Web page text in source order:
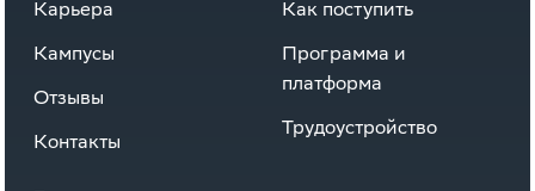
Карьера
Кампусы
Отзывы
Контакты
Как поступить
Программа и
платформа
Трудоустройство